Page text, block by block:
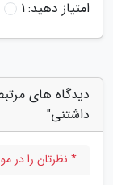
امتیاز دهید:1
دیدگاه های
داشتنی"
* نظرتان را در